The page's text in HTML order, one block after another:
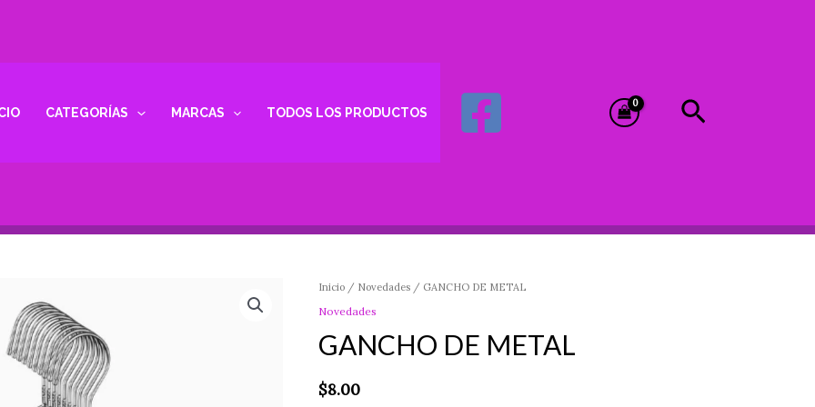
CATEGORÍAS MARCAS TODOS LOS PRODUCTOS Buscar
Inicio / Novedades / GANCHO DE METAL
Novedades
GANCHO DE METAL
$8.00
GANCHO
DE
cantidad